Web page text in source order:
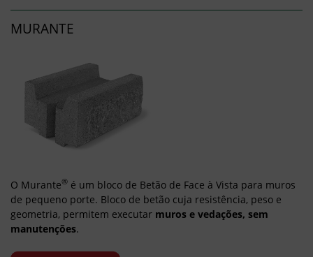
MURANTE
O Murante® é um bloco de Betão de Face à Vista para muros
de pequeno porte. Bloco de betão cuja resistência, peso e
geometria, permitem executar muros e vedações, sem
manutenções.